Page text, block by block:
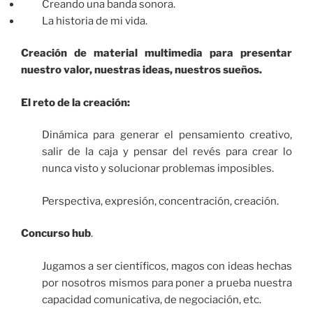
Creando una banda sonora.
La historia de mi vida.
Creación de material multimedia para presentar
nuestro valor, nuestras ideas, nuestros sueños.
El reto de la creación:
Dinámica para generar el pensamiento creativo,
salir de la caja y pensar del revés para crear lo
nunca visto y solucionar problemas imposibles.
Perspectiva, expresión, concentración, creación.
Concurso hub.
Jugamos a ser científicos, magos con ideas hechas
por nosotros mismos para poner a prueba nuestra
capacidad comunicativa, de negociación, etc.